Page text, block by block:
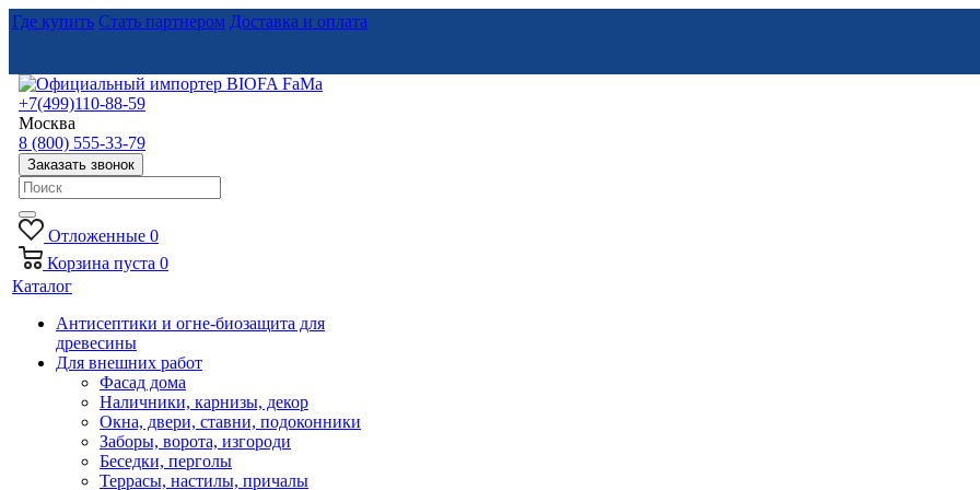
Где купить Стать партнером Доставка и оплата
+7(499)110-88-59
Москва
8 (800) 555-33-79
Заказать звонок
Отложенные 0
Корзина пуста 0
Каталог
Антисептики и огне-биозащита для
древесины
Для внешних работ
Фасад дома
Наличники, карнизы, декор
Окна, двери, ставни, подоконники
Заборы, ворота, изгороди
Беседки, перголы
Террасы, настилы, причалы